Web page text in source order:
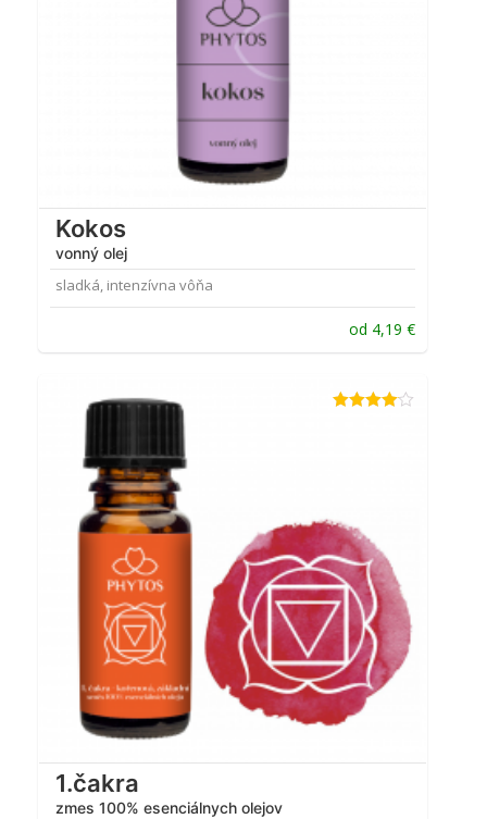
Kokos
vonný olej
sladká, intenzívna vôňa
od 4,19 €
1.čakra
zmes 100% esenciálnych olejov